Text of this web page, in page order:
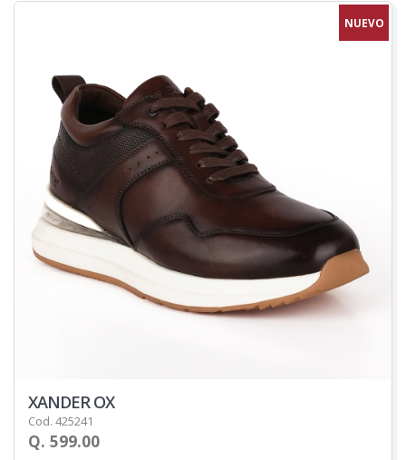
NUEVO
XANDER OX
Cod. 425241
Q. 599.00